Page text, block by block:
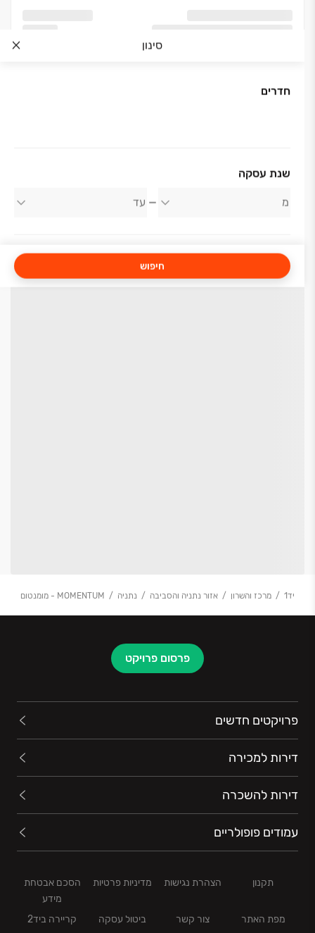
סינון
חדרים
שנת עסקה
חיפוש
יד1 מרכז והשרון אזור נתניה והסביבה נתניה MOMENTUM - מומנטום
פרסום פרויקט
פרויקטים חדשים
דירות למכירה
דירות להשכרה
עמודים פופולריים
תקנון הצהרת נגישות מדיניות פרטיות
הסכם אבטחת
מידע
מפת האתר
צור קשר ביטול עסקה קריירה ביד2